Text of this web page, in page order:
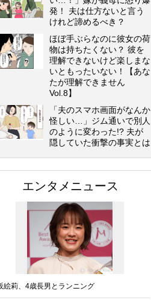
発！ 夫は仕方ないと言う
けれど諦めるべき？
ほぼ手ぶらなのに彼女の荷
物は持ちたくない？ 彼を
理解できないけど楽しまな
いともったいない！【あな
たが理解できません
Vol.8】
「夫のスマホ画面がなんか
怪しい…」ジム通いで別人
のように変わった!? 夫が
隠していた衝撃の事実とは
エンタメニュース
絵莉、4歳長男とランニング